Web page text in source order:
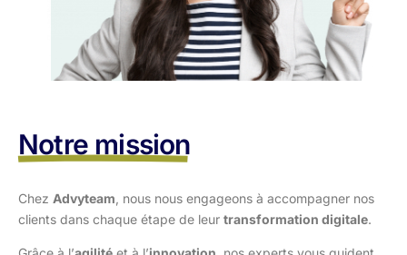
Notre mission
Chez Advyteam , nous nous engageons à accompagner nos
clients dans chaque étape de leur transformation digitale.